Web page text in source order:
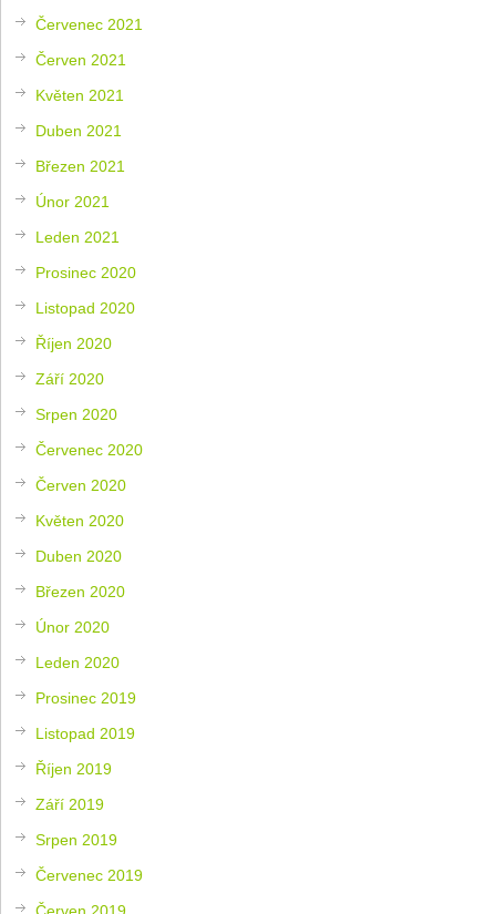
Červenec 2021
Červen 2021
Květen 2021
Duben 2021
Březen 2021
Únor 2021
Leden 2021
Prosinec 2020
Listopad 2020
Říjen 2020
Září 2020
Srpen 2020
Červenec 2020
Červen 2020
Květen 2020
Duben 2020
Březen 2020
Únor 2020
Leden 2020
Prosinec 2019
Listopad 2019
Říjen 2019
Září 2019
Srpen 2019
Červenec 2019